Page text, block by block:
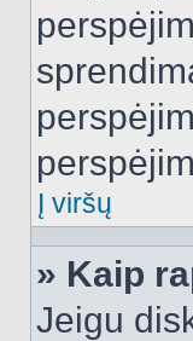
Į viršų
» Kaip
Jeigu